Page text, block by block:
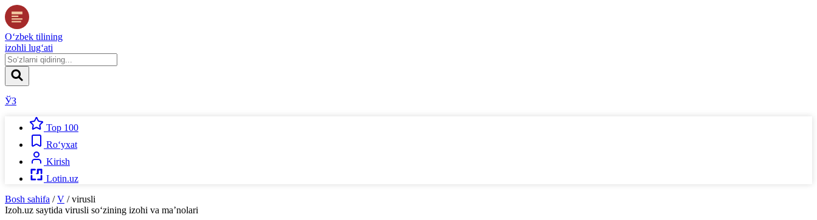
O‘zbek tilining
izohli lug‘ati
ЎЗ
Top 100
Ro‘yxat
Kirish
Lotin.uz
Bosh sahifa / V / virusli
Izoh.uz saytida virusli so‘zining izohi va ma’nolari